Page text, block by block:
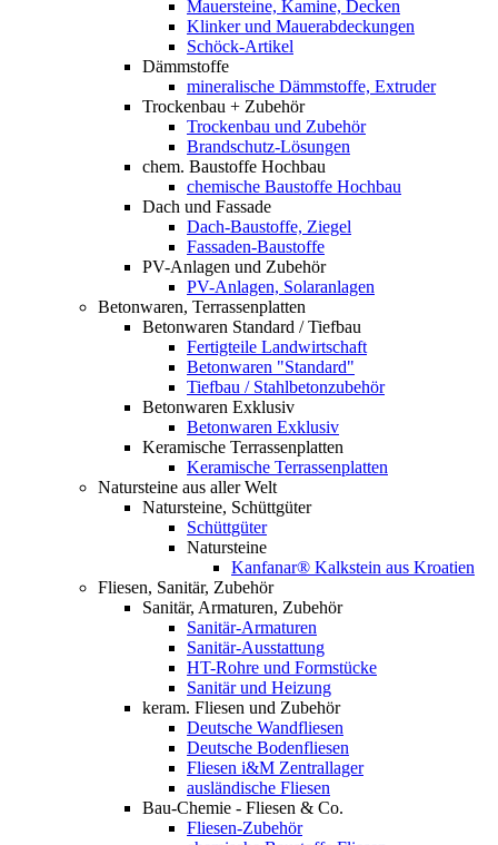
Mauersteine, Kamine, Decken
Klinker und Mauerabdeckungen
Schöck-Artikel
Dämmstoffe
mineralische Dämmstoffe, Extruder
Trockenbau + Zubehör
Trockenbau und Zubehör
Brandschutz-Lösungen
chem. Baustoffe Hochbau
chemische Baustoffe Hochbau
Dach und Fassade
Dach-Baustoffe, Ziegel
Fassaden-Baustoffe
PV-Anlagen und Zubehör
PV-Anlagen, Solaranlagen
Betonwaren, Terrassenplatten
Betonwaren Standard / Tiefbau
Fertigteile Landwirtschaft
Betonwaren "Standard"
Tiefbau / Stahlbetonzubehör
Betonwaren Exklusiv
Betonwaren Exklusiv
Keramische Terrassenplatten
Keramische Terrassenplatten
Natursteine aus aller Welt
Natursteine, Schüttgüter
Schüttgüter
Natursteine
Kanfanar® Kalkstein aus Kroatien
Fliesen, Sanitär, Zubehör
Sanitär, Armaturen, Zubehör
Sanitär-Armaturen
Sanitär-Ausstattung
HT-Rohre und Formstücke
Sanitär und Heizung
keram. Fliesen und Zubehör
Deutsche Wandfliesen
Deutsche Bodenfliesen
Fliesen i&M Zentrallager
ausländische Fliesen
Bau-Chemie - Fliesen & Co.
Fliesen-Zubehör